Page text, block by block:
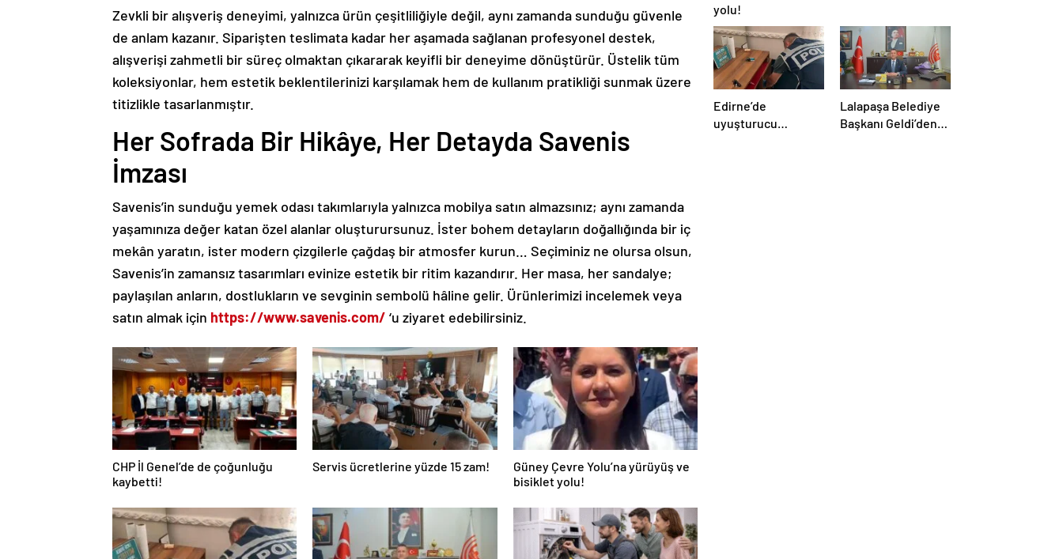
Zevkli bir alışveriş deneyimi, yalnızca ürün çeşitliliğiyle değil, aynı zamanda sunduğu güvenle
de anlam kazanır. Siparişten teslimata kadar her aşamada sağlanan profesyonel destek,
alışverişi zahmetli bir süreç olmaktan çıkararak keyifli bir deneyime dönüştürür. Üstelik tüm
koleksiyonlar, hem estetik beklentilerinizi karşılamak hem de kullanım pratikliği sunmak üzere
titizlikle tasarlanmıştır.
Her Sofrada Bir Hikâye, Her Detayda Savenis
İmzası
Savenis’in sunduğu yemek odası takımlarıyla yalnızca mobilya satın almazsınız; aynı zamanda
yaşamınıza değer katan özel alanlar oluşturursunuz. İster bohem detayların doğallığında bir iç
mekân yaratın, ister modern çizgilerle çağdaş bir atmosfer kurun… Seçiminiz ne olursa olsun,
Savenis’in zamansız tasarımları evinize estetik bir ritim kazandırır. Her masa, her sandalye;
paylaşılan anların, dostlukların ve sevginin sembolü hâline gelir. Ürünlerimizi incelemek veya
satın almak için https://www.savenis.com/ ‘u ziyaret edebilirsiniz.
CHP İl Genel’de de çoğunluğu
kaybetti!
Servis ücretlerine yüzde 15 zam!
Güney Çevre Yolu’na yürüyüş ve
bisiklet yolu!
yolu!
Edirne’de
uyuşturucu
Lalapaşa Belediye
Başkanı Geldi’den